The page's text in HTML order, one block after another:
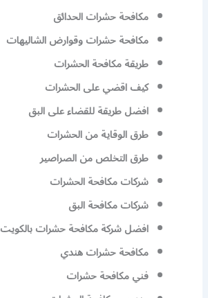
مكافحة حشرات الحدائق
مكافحة حشرات وقوارض الشاليهات
طريقة مكافحة الحشرات
كيف اقضي على الحشرات
افضل طريقة للقضاء على البق
طرق الوقاية من الحشرات
طرق التخلص من الصراصير
شركات مكافحة الحشرات
شركات مكافحة البق
افضل شركة مكافحة حشرات بالكويت
مكافحة حشرات هندي
فني مكافحة حشرات